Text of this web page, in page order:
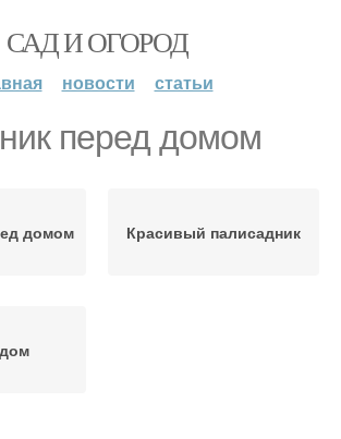
САД И ОГОРОД
новости статьи
перед домом
домом Красивый палисадник